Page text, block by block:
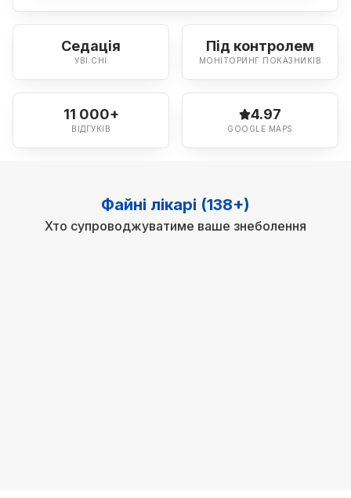
Седація
УВІ СНІ
Під контролем
МОНІТОРИНГ ПОКАЗНИКІВ
11 000+
ВІДГУКІВ
4.97
GOOGLE MAPS
Файні лікарі (138+)
Хто супроводжуватиме ваше знеболення